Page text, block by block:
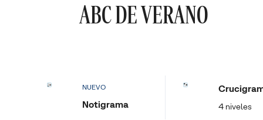
ABC DE VERANO
NUEVO
Notigrama 4 niveles